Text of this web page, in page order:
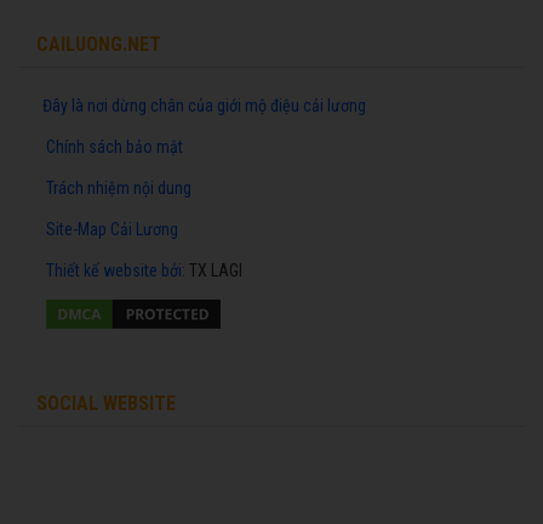
CAILUONG.NET
Đây là nơi dừng chân của giới mộ điệu cải lương
Chính sách bảo mật
Trách nhiệm nội dung
Site-Map Cải Lương
Thiết kế website bởi: TX LAGI
SOCIAL WEBSITE